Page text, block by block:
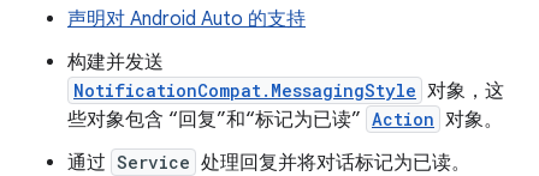
声明对 Android Auto 的支持
构建并发送
NotificationCompat.MessagingStyle 对象，这
些对象包含 “回复”和“标记为已读” Action 对象。
通过 Service 处理回复并将对话标记为已读。